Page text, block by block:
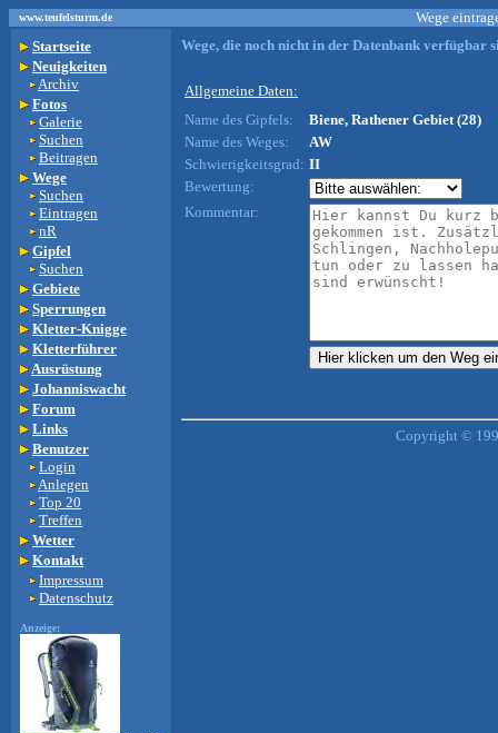
www.teufelsturm.de
Wege
Startseite
Neuigkeiten
Archiv
Fotos
Galerie
Suchen
Beitragen
Wege
Suchen
Eintragen
nR
Gipfel
Suchen
Gebiete
Sperrungen
Kletter-Knigge
Kletterführer
Ausrüstung
Johanniswacht
Forum
Links
Benutzer
Login
Anlegen
Top 20
Treffen
Wetter
Kontakt
Impressum
Datenschutz
Anzeige:
Wege, die noch nicht in der Datenbank verfügbar
Allgemeine Daten:
Name des Gipfels:
Biene, Rathener Gebiet (28)
Name des Weges:
AW
Schwierigkeitsgrad: II
Bewertung:
Kommentar:
Copyright ©